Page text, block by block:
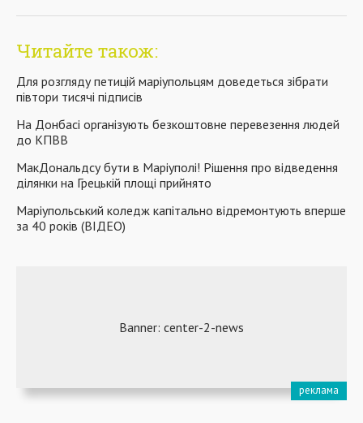
Читайте також:
Для розгляду петицій маріупольцям доведеться зібрати
півтори тисячі підписів
На Донбасі організують безкоштовне перевезення людей
до КПВВ
МакДональдсу бути в Маріуполі! Рішення про відведення
ділянки на Грецькій площі прийнято
Маріупольський коледж капітально відремонтують вперше
за 40 років (ВІДЕО)